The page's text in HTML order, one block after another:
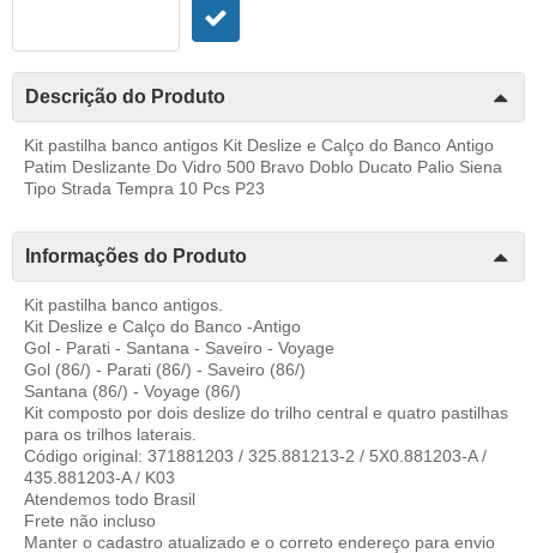
Descrição do Produto
Kit pastilha banco antigos Kit Deslize e Calço do Banco Antigo
Patim Deslizante Do Vidro 500 Bravo Doblo Ducato Palio Siena
Tipo Strada Tempra 10 Pcs P23
Informações do Produto
Kit pastilha banco antigos.
Kit Deslize e Calço do Banco -Antigo
Gol - Parati - Santana - Saveiro - Voyage
Gol (86/) - Parati (86/) - Saveiro (86/)
Santana (86/) - Voyage (86/)
Kit composto por dois deslize do trilho central e quatro pastilhas
para os trilhos laterais.
Código original: 371881203 / 325.881213-2 / 5X0.881203-A /
435.881203-A / K03
Atendemos todo Brasil
Frete não incluso
Manter o cadastro atualizado e o correto endereço para envio